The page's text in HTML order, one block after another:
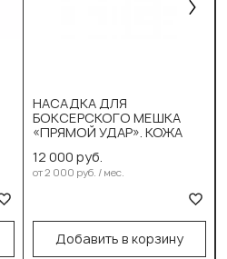
НАСАДКА ДЛЯ
БОКСЕРСКОГО МЕШКА
«ПРЯМОЙ УДАР». КОЖА
12 000 руб.
от 2 000 руб. / мес.
Добавить в корзину
В корзину